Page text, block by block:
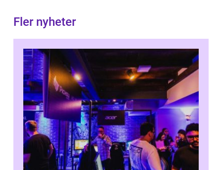
Fler nyheter